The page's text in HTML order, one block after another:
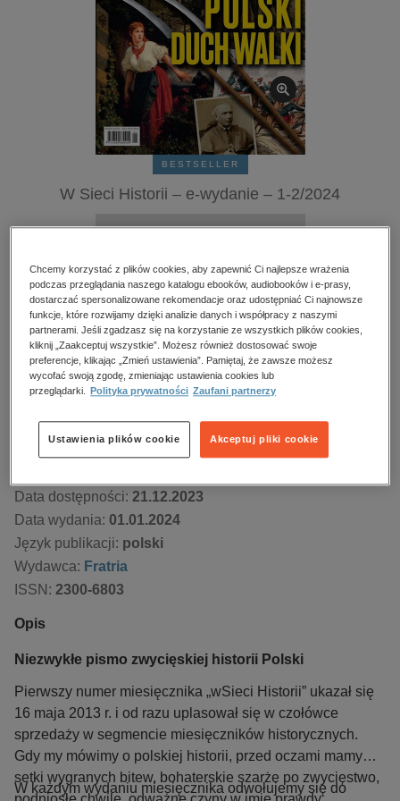
polityka, społeczno-informacyjne
psychologiczne
popularno-naukowe
historia
religie
BESTSELLER
W Sieci Historii – e-wydanie – 1-2/2024
Numery archiwalne
Spis treści
Ocena:
Oceń produkt
Data dostępności: 21.12.2023
Data wydania: 01.01.2024
Język publikacji: polski
Wydawca: Fratria
ISSN: 2300-6803
Kupując otrzymujesz format:
Opis
Niezwykłe pismo zwycięskiej historii Polski
Pierwszy numer miesięcznika „wSieci Historii” ukazał się
16 maja 2013 r. i od razu uplasował się w czołówce
sprzedaży w segmencie miesięczników historycznych.
Gdy my mówimy o polskiej historii, przed oczami mamy
setki wygranych bitew, bohaterskie szarże po zwycięstwo,
W każdym wydaniu miesięcznika odwołujemy się do
Chcemy korzystać z plików cookies, aby zapewnić Ci najlepsze wrażenia
podczas przeglądania naszego katalogu ebooków, audiobooków i e-prasy,
dostarczać spersonalizowane rekomendacje oraz udostępniać Ci najnowsze
funkcje, które rozwijamy dzięki analizie danych i współpracy z naszymi
partnerami. Jeśli zgadzasz się na korzystanie ze wszystkich plików cookies,
kliknij „Zaakceptuj wszystkie”. Możesz również dostosować swoje
preferencje, klikając „Zmień ustawienia”. Pamiętaj, że zawsze możesz
wycofać swoją zgodę, zmieniając ustawienia cookies lub
przeglądarki.
Polityka prywatności Zaufani partnerzy
Akceptuj pliki cookie
Ustawienia plików cookie